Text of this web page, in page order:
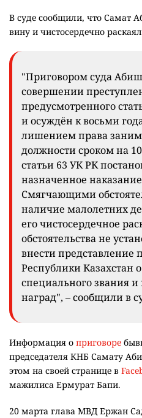
В суде сообщили, что Самат
вину и чистосердечно
"Приговором суда
совершении
предусмотренного
и осуждён к восьми
лишением права
должности сроком на
статьи 63 УК РК
назначенное
Смягчающими
наличие малолетних
его чистосердечное
обстоятельства не
внести представление
Республики Казахстан
специального звания и
наград", – сообщили в
Информация о приговоре
председателя КНБ Самату
этом на своей странице в
мажилиса Ермурат Бапи.
20 марта глава МВД Ержан